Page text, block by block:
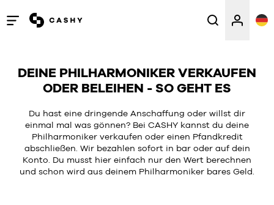
Menü
schließen
DEINE PHILHARMONIKER VERKAUFEN
ODER BELEIHEN - SO GEHT ES
Du hast eine dringende Anschaffung oder willst dir
einmal mal was gönnen? Bei CASHY kannst du deine
Philharmoniker verkaufen oder einen Pfandkredit
abschließen. Wir bezahlen sofort in bar oder auf dein
Konto. Du musst hier einfach nur den Wert berechnen
und schon wird aus deinem Philharmoniker bares Geld.